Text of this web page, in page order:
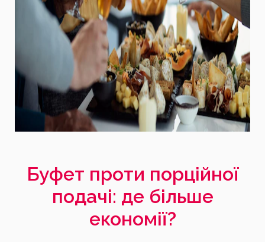
Буфет проти порційної
подачі: де більше
економії?